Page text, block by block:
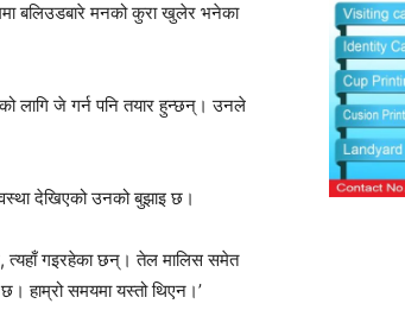
बलिउडबारे मनको कुरा खुलेर भनेका
लागि जे गर्न पनि तयार हुन्छन्। उनले
देखिएको उनको बुझाइ छ।
त्यहाँ गइरहेका छन्। तेल मालिस समेत
हाम्रो समयमा यस्तो थिएन।’